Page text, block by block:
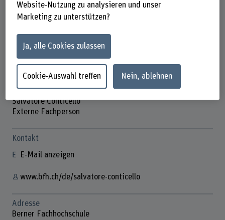
Salvatore Conticello
Externe Fachperson
Kontakt
E-Mail anzeigen
www.bfh.ch/de/salvatore-conticello
Adresse
Berner Fachhochschule
Website-Nutzung zu analysieren und unser
Marketing zu unterstützen?
Ja, alle Cookies zulassen
Cookie-Auswahl treffen Nein, ablehnen